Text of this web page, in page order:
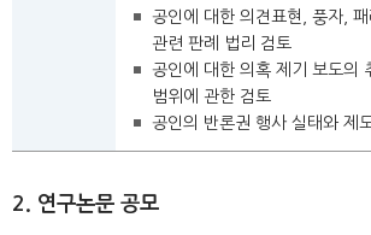
공인에 대한 의견표현, 풍자,
관련 판례 법리 검토
공인에 대한 의혹 제기 보도의
범위에 관한 검토
공인의 반론권 행사 실태와 제
2. 연구논문 공모